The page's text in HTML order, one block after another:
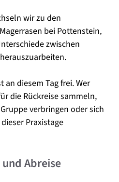
wir zu den
bei Pottenstein,
zwischen
an diesem Tag frei. Wer
die Rückreise sammeln,
verbringen oder sich
Praxistage
und Abreise